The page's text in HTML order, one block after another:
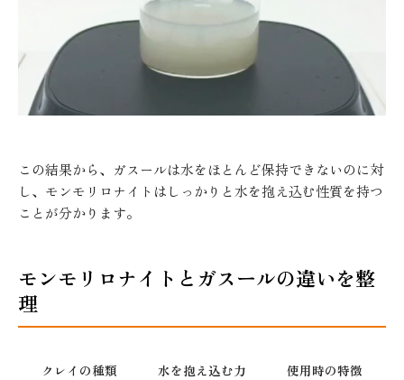
この結果から、ガスールは水をほとんど保持できないのに対
し、モンモリロナイトはしっかりと水を抱え込む性質を持つ
ことが分かります。
モンモリロナイトとガスールの違いを整
理
クレイの種類 水を抱え込む力 使用時の特徴